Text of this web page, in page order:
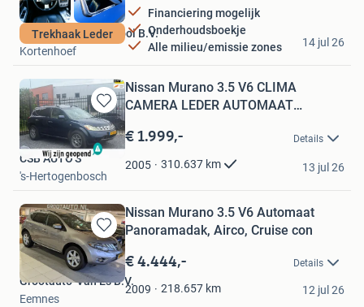
Trekhaak Leder
Financiering mogelijk
Onderhoudsboekje
Alle milieu/emissie zones
Occasiondealer 't Gooi B.V.
Kortenhoef
14 jul 26
Bewaren
in
Mijn
Favorieten
Nissan Murano 3.5 V6 CLIMA
CAMERA LEDER AUTOMAAT
€ 1.999,- Details
2005 310.637 km
CSB AUTO'S
's-Hertogenbosch
13 jul 26
Bewaren
in
Mijn
Favorieten
Nissan Murano 3.5 V6 Automaat
Panoramadak, Airco, Cruise con
€ 4.444,- Details
2009 218.657 km
Grootauto-Van Es B.V.
Eemnes
12 jul 26